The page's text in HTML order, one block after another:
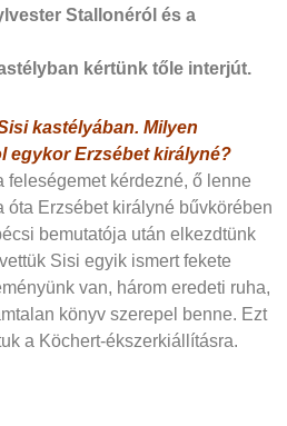
Stallonéról és a
kértünk tőle interjút.
kastélyában. Milyen
egykor Erzsébet királyné?
feleségemet kérdezné, ő lenne
óta Erzsébet királyné bűvkörében
bemutatója után elkezdtünk
Sisi egyik ismert fekete
van, három eredeti ruha,
könyv szerepel benne. Ezt
a Köchert-ékszerkiállításra.